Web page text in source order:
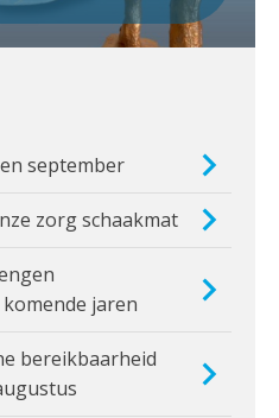
september
zorg schaakmat
jaren
bereikbaarheid